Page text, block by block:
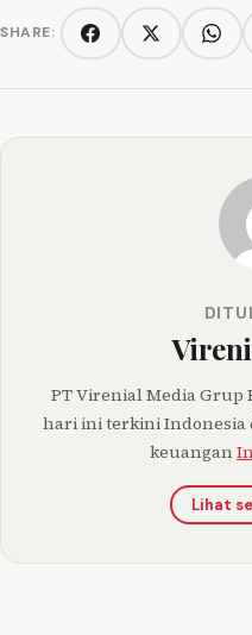
SHARE: FacebookTwitter/X
PT Virenial Media
hari ini terkini Indonesia
keuangan
Lihat